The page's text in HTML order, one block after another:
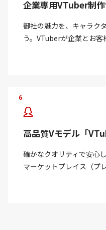
企業専用VTuber制
御社の魅力を、キャラク
う。VTuberが企業とお客
6
高品質Vモデル「
確かなクオリティで安心
マーケットプレイス（プ